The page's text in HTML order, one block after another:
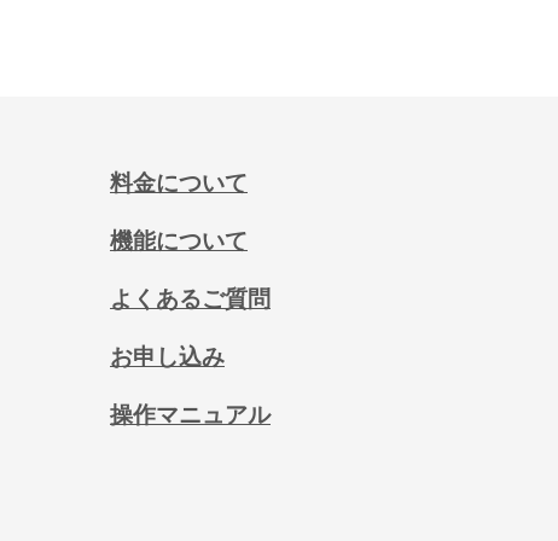
料金について
機能について
よくあるご質問
お申し込み
操作マニュアル